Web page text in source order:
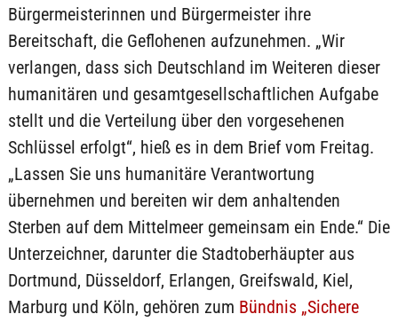
Bürgermeisterinnen und Bürgermeister ihre
Bereitschaft, die Geflohenen aufzunehmen. „Wir
verlangen, dass sich Deutschland im Weiteren dieser
humanitären und gesamtgesellschaftlichen Aufgabe
stellt und die Verteilung über den vorgesehenen
Schlüssel erfolgt“, hieß es in dem Brief vom Freitag.
„Lassen Sie uns humanitäre Verantwortung
übernehmen und bereiten wir dem anhaltenden
Sterben auf dem Mittelmeer gemeinsam ein Ende.“ Die
Unterzeichner, darunter die Stadtoberhäupter aus
Dortmund, Düsseldorf, Erlangen, Greifswald, Kiel,
Marburg und Köln, gehören zum Bündnis „Sichere